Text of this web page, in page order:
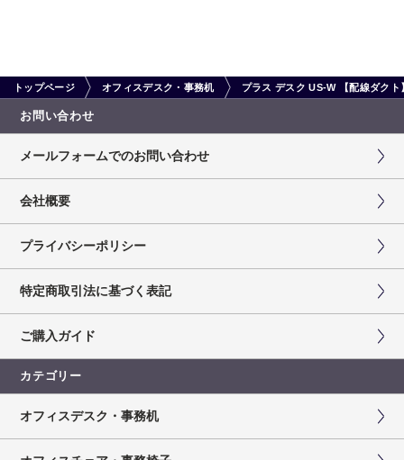
トップページ オフィスデスク・事務机 プラス デスク US-W 【配線ダク
お問い合わせ
メールフォームでのお問い合わせ
会社概要
プライバシーポリシー
特定商取引法に基づく表記
ご購入ガイド
カテゴリー
オフィスデスク・事務机